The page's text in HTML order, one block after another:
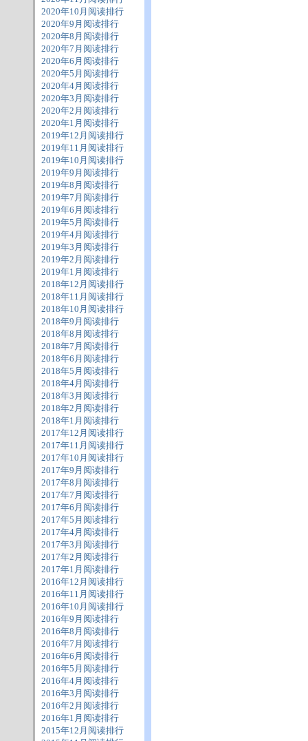
2020年10月阅读排行
2020年9月阅读排行
2020年8月阅读排行
2020年7月阅读排行
2020年6月阅读排行
2020年5月阅读排行
2020年4月阅读排行
2020年3月阅读排行
2020年2月阅读排行
2020年1月阅读排行
2019年12月阅读排行
2019年11月阅读排行
2019年10月阅读排行
2019年9月阅读排行
2019年8月阅读排行
2019年7月阅读排行
2019年6月阅读排行
2019年5月阅读排行
2019年4月阅读排行
2019年3月阅读排行
2019年2月阅读排行
2019年1月阅读排行
2018年12月阅读排行
2018年11月阅读排行
2018年10月阅读排行
2018年9月阅读排行
2018年8月阅读排行
2018年7月阅读排行
2018年6月阅读排行
2018年5月阅读排行
2018年4月阅读排行
2018年3月阅读排行
2018年2月阅读排行
2018年1月阅读排行
2017年12月阅读排行
2017年11月阅读排行
2017年10月阅读排行
2017年9月阅读排行
2017年8月阅读排行
2017年7月阅读排行
2017年6月阅读排行
2017年5月阅读排行
2017年4月阅读排行
2017年3月阅读排行
2017年2月阅读排行
2017年1月阅读排行
2016年12月阅读排行
2016年11月阅读排行
2016年10月阅读排行
2016年9月阅读排行
2016年8月阅读排行
2016年7月阅读排行
2016年6月阅读排行
2016年5月阅读排行
2016年4月阅读排行
2016年3月阅读排行
2016年2月阅读排行
2016年1月阅读排行
2015年12月阅读排行